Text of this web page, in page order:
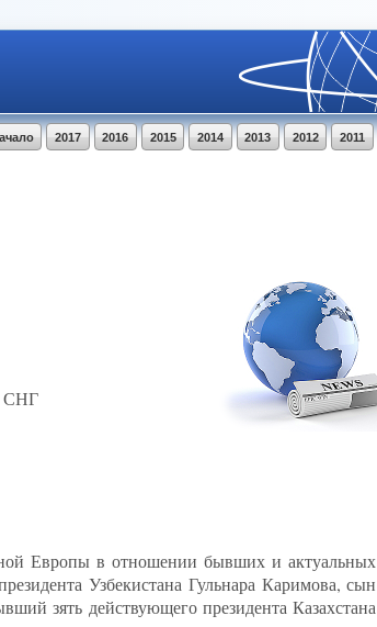
2011
2012
2013
2014
2015
2016
2017
СНГ
Европы в отношении бывших и актуальных
Узбекистана Гульнара Каримова, сын
зять действующего президента Казахстана